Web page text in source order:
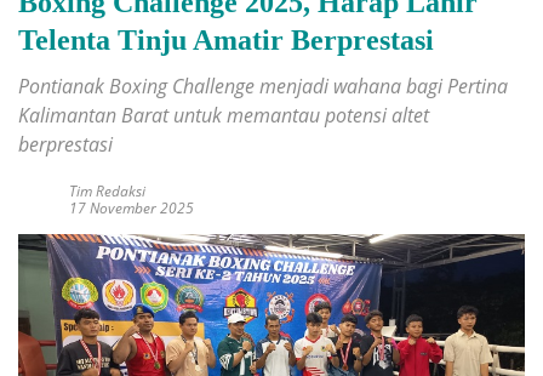
Telenta Tinju Amatir Berprestasi
Pontianak Boxing Challenge menjadi wahana bagi Pertina
Kalimantan Barat untuk memantau potensi altet
berprestasi
Tim Redaksi
17 November 2025